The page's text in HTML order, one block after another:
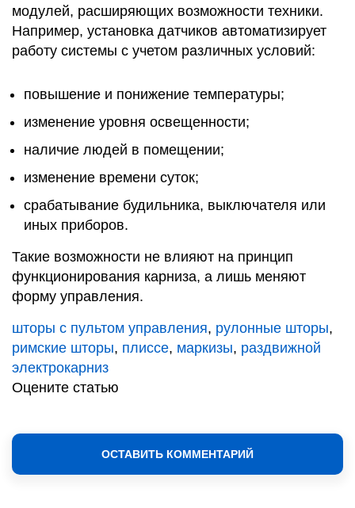
модулей, расширяющих возможности техники.
Например, установка датчиков автоматизирует
работу системы с учетом различных условий:
повышение и понижение температуры;
изменение уровня освещенности;
наличие людей в помещении;
изменение времени суток;
срабатывание будильника, выключателя или
иных приборов.
Такие возможности не влияют на принцип
функционирования карниза, а лишь меняют
форму управления.
шторы с пультом управления, рулонные шторы,
римские шторы, плиссе, маркизы, раздвижной
электрокарниз
Оцените статью
ОСТАВИТЬ КОММЕНТАРИЙ